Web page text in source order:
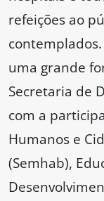
refeições ao
uma grande
Secretaria de
com a
Humanos e
(Semhab),